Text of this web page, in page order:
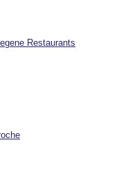
Restaurants